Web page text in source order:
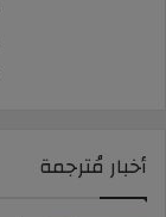
أخبار مُترجمة